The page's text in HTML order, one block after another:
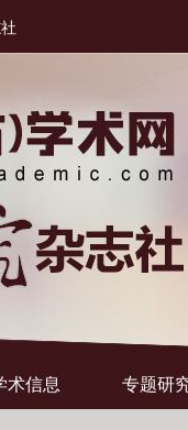
术信息 专题研